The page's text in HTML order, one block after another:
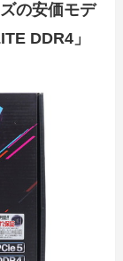
の安価モデ
DDR4」